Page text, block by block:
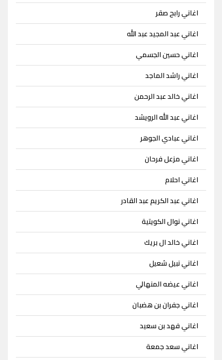
اغاني رابح صقر
اغاني عبد المجيد عبد الله
اغاني حسين الجسمي
اغاني راشد الماجد
اغاني خالد عبد الرحمن
اغاني عبد الله الرويشد
اغاني عبادي الجوهر
اغاني مزعل فرحان
اغاني احلام
اغاني عبد الكريم عبد القادر
اغاني نوال الكويتية
اغاني خالد ال بريك
اغاني نبيل شعيل
اغاني عيضه المنهالي
اغاني جفران بن هضبان
اغاني فهد بن سعيد
اغاني سعد جمعة